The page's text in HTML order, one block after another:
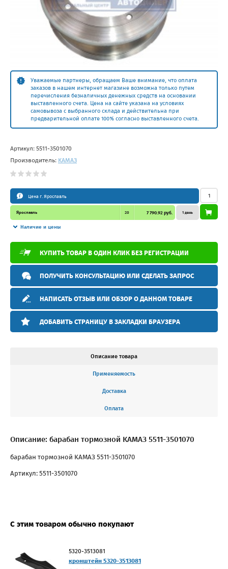
Уважаемые партнеры, обращаем Ваше внимание, что оплата
заказов в нашем интернет магазине возможна только путем
перечисления безналичных денежных средств на основании
выставленного счета. Цена на сайте указана на условиях
самовывоза с выбранного склада и действительна при
предварительной оплате 100% согласно выставленного счета.
Артикул: 5511-3501070
Производитель: КАМАЗ
Цена г. Ярославль
Ярославль 20 7 790.92 руб.
Наличие и цены
1 день
КУПИТЬ ТОВАР В ОДИН КЛИК БЕЗ РЕГИСТРАЦИИ
ПОЛУЧИТЬ КОНСУЛЬТАЦИЮ ИЛИ СДЕЛАТЬ ЗАПРОС
НАПИСАТЬ ОТЗЫВ ИЛИ ОБЗОР О ДАННОМ ТОВАРЕ
ДОБАВИТЬ СТРАНИЦУ В ЗАКЛАДКИ БРАУЗЕРА
Описание товара
Применяемость
Доставка
Оплата
Описание: барабан тормозной КАМАЗ 5511-3501070
барабан тормозной КАМАЗ 5511-3501070
Артикул: 5511-3501070
С этим товаром обычно покупают
5320-3513081
кронштейн 5320-3513081